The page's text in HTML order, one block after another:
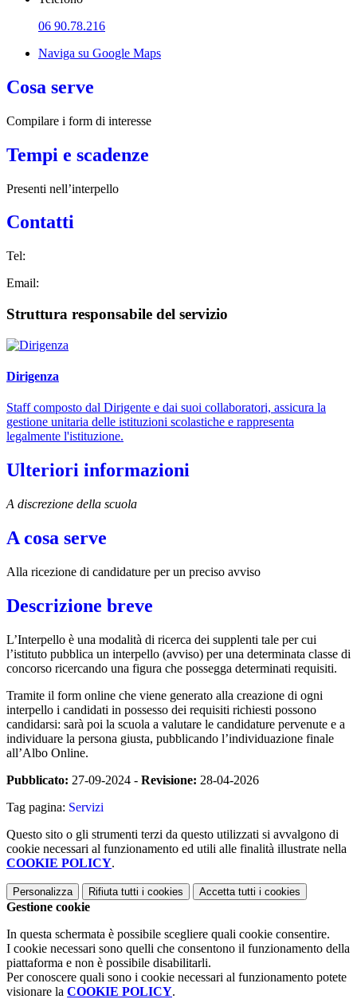
06 90.78.216
Naviga su Google Maps
Cosa serve
Compilare i form di interesse
Tempi e scadenze
Presenti nell’interpello
Contatti
Tel:
Email:
Struttura responsabile del servizio
Dirigenza
Staff composto dal Dirigente e dai suoi collaboratori, assicura la
gestione unitaria delle istituzioni scolastiche e rappresenta
legalmente l'istituzione.
Ulteriori informazioni
A discrezione della scuola
A cosa serve
Alla ricezione di candidature per un preciso avviso
Descrizione breve
L’Interpello è una modalità di ricerca dei supplenti tale per cui
l’istituto pubblica un interpello (avviso) per una determinata classe di
concorso ricercando una figura che possegga determinati requisiti.
Tramite il form online che viene generato alla creazione di ogni
interpello i candidati in possesso dei requisiti richiesti possono
candidarsi: sarà poi la scuola a valutare le candidature pervenute e a
individuare la persona giusta, pubblicando l’individuazione finale
all’Albo Online.
Pubblicato: 27-09-2024 - Revisione: 28-04-2026
Tag pagina: Servizi
Questo sito o gli strumenti terzi da questo utilizzati si avvalgono di
cookie necessari al funzionamento ed utili alle finalità illustrate nella
COOKIE POLICY.
Personalizza Rifiuta tutti i cookies Accetta tutti i cookies
Gestione cookie
In questa schermata è possibile scegliere quali cookie consentire.
I cookie necessari sono quelli che consentono il funzionamento della
piattaforma e non è possibile disabilitarli.
Per conoscere quali sono i cookie necessari al funzionamento potete
visionare la COOKIE POLICY.